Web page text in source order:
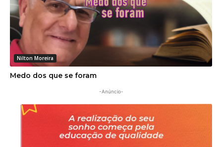
Nilton Moreira
Medo dos que se foram
-Anúncio-